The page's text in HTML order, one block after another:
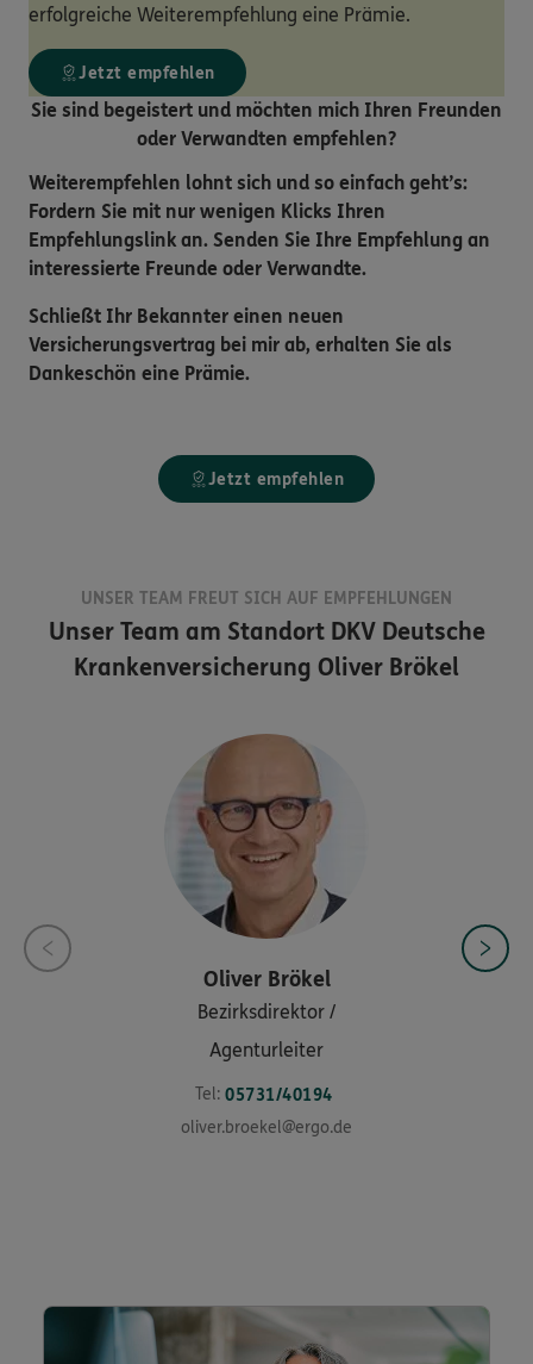
erfolgreiche Weiterempfehlung eine Prämie.
Jetzt empfehlen
Sie sind begeistert und möchten mich Ihren Freunden
oder Verwandten empfehlen?
Weiterempfehlen lohnt sich und so einfach geht’s:
Fordern Sie mit nur wenigen Klicks Ihren
Empfehlungslink an. Senden Sie Ihre Empfehlung an
interessierte Freunde oder Verwandte.
Schließt Ihr Bekannter einen neuen
Versicherungsvertrag bei mir ab, erhalten Sie als
Dankeschön eine Prämie.
Jetzt empfehlen
UNSER TEAM FREUT SICH AUF EMPFEHLUNGEN
Unser Team am StandortDKV Deutsche
Krankenversicherung Oliver Brökel
Oliver Brökel
Bezirksdirektor /
Agenturleiter
Tel: 05731/40194
oliver.broekel@ergo.de